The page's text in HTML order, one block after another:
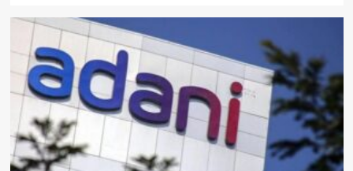
शेयर
में
हो
रही
गिरावट
पर
लगी
ब्रेक,
दोनों